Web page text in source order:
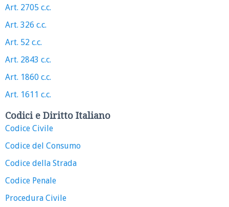
Art. 2705 c.c.
Art. 326 c.c.
Art. 52 c.c.
Art. 2843 c.c.
Art. 1860 c.c.
Art. 1611 c.c.
Codici e Diritto Italiano
Codice Civile
Codice del Consumo
Codice della Strada
Codice Penale
Procedura Civile